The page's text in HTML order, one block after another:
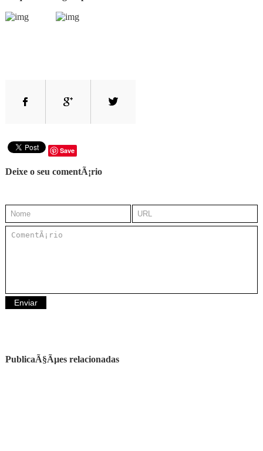
Save
Deixe o seu comentÃ¡rio
PublicaÃ§Ãµes relacionadas